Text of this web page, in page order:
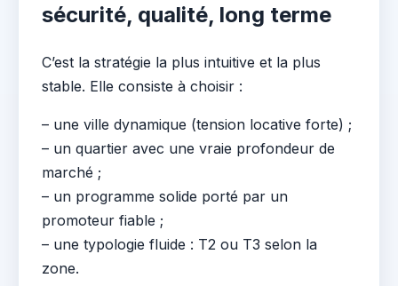
sécurité, qualité, long terme
C’est la stratégie la plus intuitive et la plus
stable. Elle consiste à choisir :
– une ville dynamique (tension locative forte) ;
– un quartier avec une vraie profondeur de
marché ;
– un programme solide porté par un
promoteur fiable ;
– une typologie fluide : T2 ou T3 selon la
zone.